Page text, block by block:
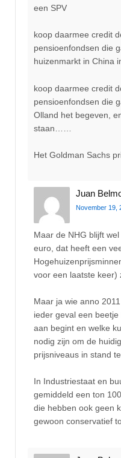
een SPV
koop daarmee credit
pensioenfondsen die
huizenmarkt in
koop daarmee credit
pensioenfondsen die
Olland het begeven,
staan……
Het Goldman Sachs
Juan
November 19,
Maar de NHG blijft
euro, dat heeft een
voor een laatste keer)
Maar ja wie anno
ieder geval een
aan begint en welke
nodig zijn om de
prijsniveaus in stand
In Industriestaat en
gemiddeld een ton
die hebben ook geen
gewoon conservatief